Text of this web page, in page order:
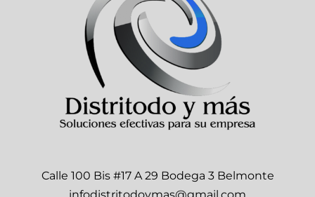
Calle 100 Bis #17 A 29 Bodega 3 Belmonte